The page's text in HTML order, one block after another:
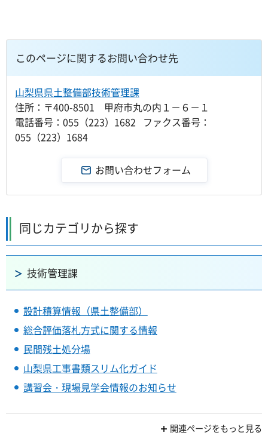
このページに関するお問い合わせ先
山梨県県土整備部技術管理課
住所：〒400-8501 甲府市丸の内１－６－１
電話番号：055（223）1682 ファクス番号：
055（223）1684
同じカテゴリから探す
技術管理課
設計積算情報（県土整備部）
総合評価落札方式に関する情報
民間残土処分場
山梨県工事書類スリム化ガイド
講習会・現場見学会情報のお知らせ
関連ページをもっと見る